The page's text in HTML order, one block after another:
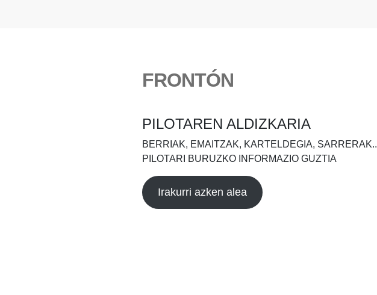
FRONTÓN
PILOTAREN ALDIZKARIA
BERRIAK, EMAITZAK, KARTELDEGIA, SARRERAK..
PILOTARI BURUZKO INFORMAZIO GUZTIA
Irakurri azken alea